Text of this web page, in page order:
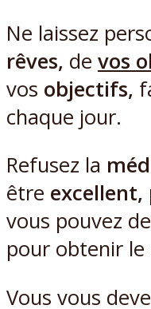
Ne laissez
rêves, de vos
vos objectifs,
chaque jour.
Refusez la
être excellent,
vous pouvez
pour obtenir le
Vous vous